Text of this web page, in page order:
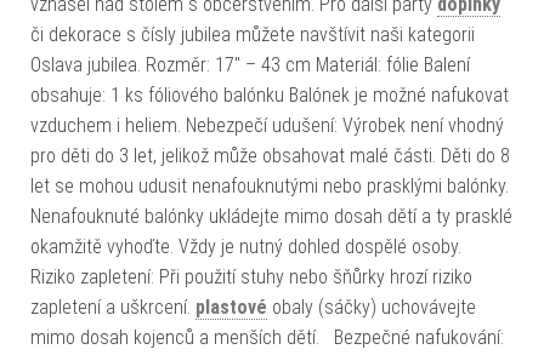
či dekorace s čísly jubilea můžete navštívit naši kategorii
Oslava jubilea. Rozměr: 17" – 43 cm Materiál: fólie Balení
obsahuje: 1 ks fóliového balónku Balónek je možné nafukovat
vzduchem i heliem. Nebezpečí udušení: Výrobek není vhodný
pro děti do 3 let, jelikož může obsahovat malé části. Děti do 8
let se mohou udusit nenafouknutými nebo prasklými balónky.
Nenafouknuté balónky ukládejte mimo dosah dětí a ty prasklé
okamžitě vyhoďte. Vždy je nutný dohled dospělé osoby.
Riziko zapletení: Při použití stuhy nebo šňůrky hrozí riziko
zapletení a uškrcení. plastové obaly (sáčky) uchovávejte
mimo dosah kojenců a menších dětí. Bezpečné nafukování: